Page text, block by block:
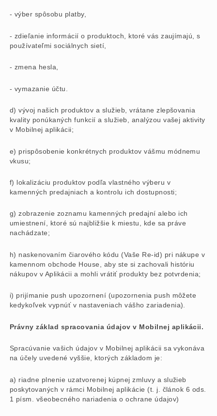
- výber spôsobu platby,
- zdieľanie informácií o produktoch, ktoré vás zaujímajú, s
používateľmi sociálnych sietí,
- zmena hesla,
- vymazanie účtu.
d) vývoj našich produktov a služieb, vrátane zlepšovania
kvality ponúkaných funkcií a služieb, analýzou vašej aktivity
v Mobilnej aplikácii;
e) prispôsobenie konkrétnych produktov vášmu módnemu
vkusu;
f) lokalizáciu produktov podľa vlastného výberu v
kamenných predajniach a kontrolu ich dostupnosti;
g) zobrazenie zoznamu kamenných predajní alebo ich
umiestnení, ktoré sú najbližšie k miestu, kde sa práve
nachádzate;
h) naskenovaním čiarového kódu (Vaše Re-id) pri nákupe v
kamennom obchode House, aby ste si zachovali históriu
nákupov v Aplikácii a mohli vrátiť produkty bez potvrdenia;
i) prijímanie push upozornení (upozornenia push môžete
kedykoľvek vypnúť v nastaveniach vášho zariadenia).
Právny základ spracovania údajov v Mobilnej aplikácii.
Spracúvanie vašich údajov v Mobilnej aplikácii sa vykonáva
na účely uvedené vyššie, ktorých základom je:
a) riadne plnenie uzatvorenej kúpnej zmluvy a služieb
poskytovaných v rámci Mobilnej aplikácie (t. j. článok 6 ods.
1 písm. všeobecného nariadenia o ochrane údajov)